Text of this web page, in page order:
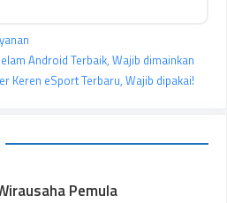
Android Terbaik, Wajib dimainkan
Keren eSport Terbaru, Wajib dipakai!
Pemula